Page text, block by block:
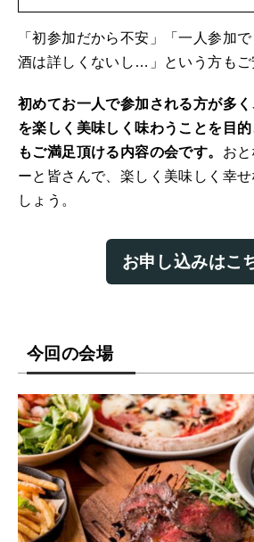
「初参加だから不安」「一人参加
酒は詳しくないし…」という方もご
初めてお一人で参加される方が多
を楽しく美味しく味わうことを目
もご満足頂ける内容の会です。 お
ーと皆さんで、楽しく美味しく幸
しょう。
お申し込みはこ
今回の会場